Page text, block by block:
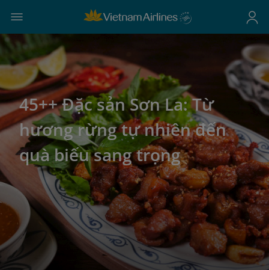
45++ Đặc sản Sơn La: Từ
hương rừng tự nhiên đến
quà biếu sang trọng